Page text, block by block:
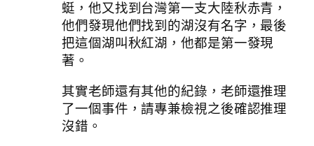
蜓，他又找到台灣第一支大陸秋赤青，
他們發現他們找到的湖沒有名字，最後
把這個湖叫秋紅湖，他都是第一發現
著。
其實老師還有其他的紀錄，老師還推理
了一個事件，請專兼檢視之後確認推理
沒錯。